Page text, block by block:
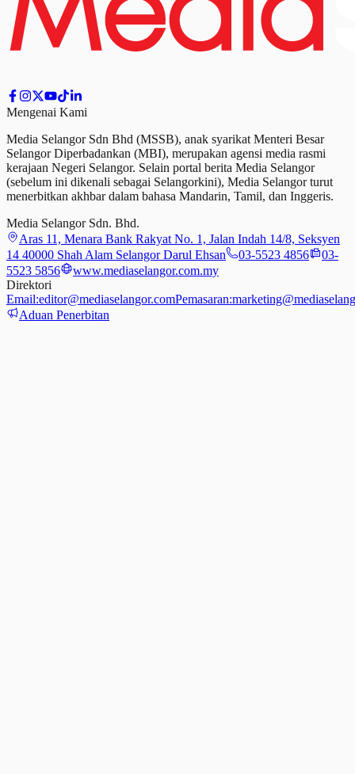
Mengenai Kami
Media Selangor Sdn Bhd (MSSB), anak syarikat Menteri Besar
Selangor Diperbadankan (MBI), merupakan agensi media rasmi
kerajaan Negeri Selangor. Selain portal berita Media Selangor
(sebelum ini dikenali sebagai Selangorkini), Media Selangor turut
menerbitkan akhbar dalam bahasa Mandarin, Tamil, dan Inggeris.
Media Selangor Sdn. Bhd.
Aras 11, Menara Bank Rakyat No. 1, Jalan Indah 14/8, Seksyen
14 40000 Shah Alam Selangor Darul Ehsan
03-5523 4856
03-
5523 5856
www.mediaselangor.com.my
Direktori
Email:editor@mediaselangor.comPemasaran:
Aduan Penerbitan